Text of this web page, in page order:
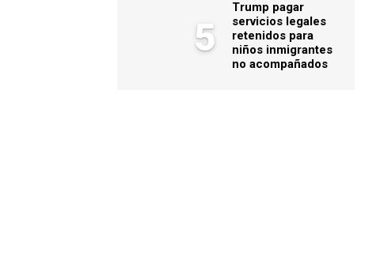
5
Trump pagar
servicios legales
retenidos para
niños inmigrantes
no acompañados